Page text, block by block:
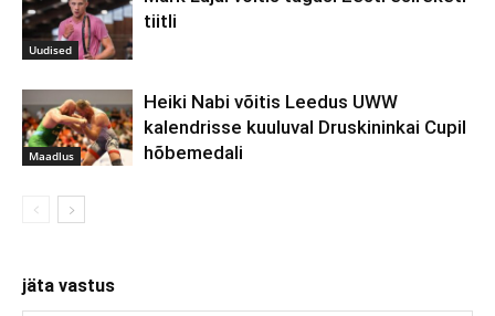
Uudised
tiitli
Maadlus
Heiki Nabi võitis Leedus UWW
kalendrisse kuuluval Druskininkai Cupil
hõbemedali
jäta vastus